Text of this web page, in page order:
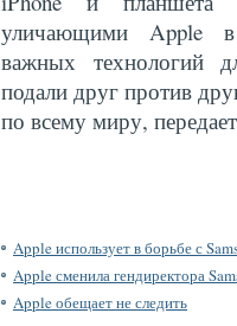
уличающими Apple в
важных технологий
подали друг против
по всему миру,
Apple использует в борьбе с
Apple сменила гендиректора
Apple обещает не следить